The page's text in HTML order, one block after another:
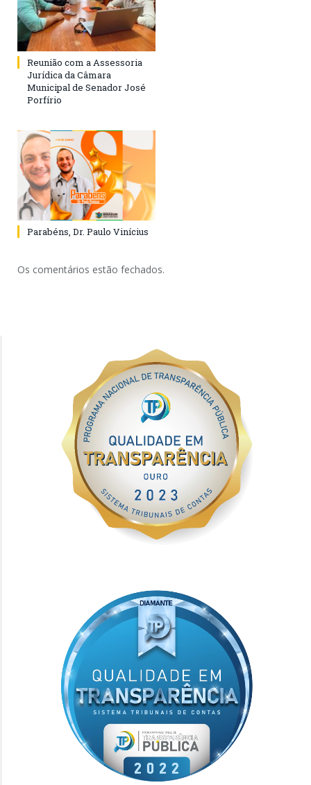
Reunião com a Assessoria
Jurídica da Câmara
Municipal de Senador José
Porfírio
Parabéns, Dr. Paulo Vinícius
Os comentários estão fechados.